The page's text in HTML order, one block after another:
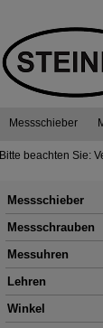
Messschieber
Bitte beachten Sie:
Messschieber
Messschrauben
Messuhren
Lehren
Winkel